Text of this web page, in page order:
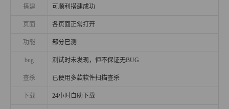
搭建 可顺利搭建成功
页面 各页面正常打开
功能 部分已测
bug 测试时未发现，但不保证无BUG
查杀 已使用多款软件扫描查杀
下载 24小时自助下载